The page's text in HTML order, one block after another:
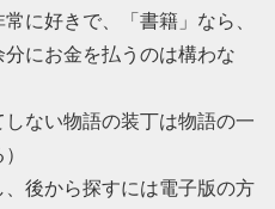
に好きで、「書籍」なら、
にお金を払うのは構わな
しない物語の装丁は物語の一
後から探すには電子版の方